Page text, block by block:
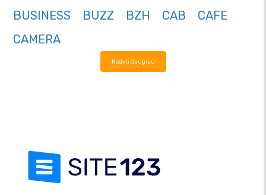
BUSINESS
BUZZ BZH CAB
CAFE
CAMERA
Rodyti daugiau